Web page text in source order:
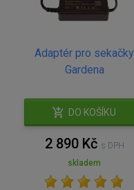
Adaptér pro sekačky
Gardena
DO KOŠÍKU
2 890 Kč s DPH
skladem